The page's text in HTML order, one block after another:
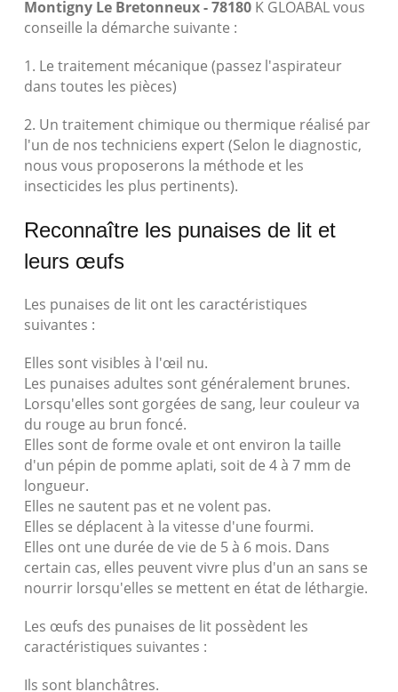
Montigny Le Bretonneux - 78180K GLOABAL vous
conseille la démarche suivante :
1. Le traitement mécanique (passez l'aspirateur
dans toutes les pièces)
2. Un traitement chimique ou thermique réalisé par
l'un de nos techniciens expert (Selon le diagnostic,
nous vous proposerons la méthode et les
insecticides les plus pertinents).
Reconnaître les punaises de lit et
leurs œufs
Les punaises de lit ont les caractéristiques
suivantes :
Elles sont visibles à l'œil nu.
Les punaises adultes sont généralement brunes.
Lorsqu'elles sont gorgées de sang, leur couleur va
du rouge au brun foncé.
Elles sont de forme ovale et ont environ la taille
d'un pépin de pomme aplati, soit de 4 à 7 mm de
longueur.
Elles ne sautent pas et ne volent pas.
Elles se déplacent à la vitesse d'une fourmi.
Elles ont une durée de vie de 5 à 6 mois. Dans
certain cas, elles peuvent vivre plus d'un an sans se
nourrir lorsqu'elles se mettent en état de léthargie.
Les œufs des punaises de lit possèdent les
caractéristiques suivantes :
Ils sont blanchâtres.